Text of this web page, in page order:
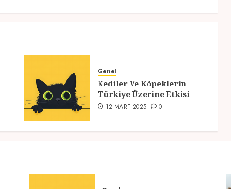
Genel
Kediler Ve Köpeklerin
Türkiye Üzerine Etkisi
12 MART 2025 0